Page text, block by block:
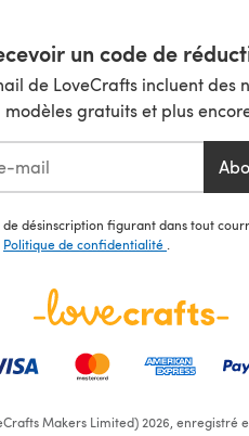
un code de
de LoveCrafts incluent des
modèles gratuits et plus
désinscription figurant dans tout
Politique de confidentialité
Makers Limited) 2026, enregistré